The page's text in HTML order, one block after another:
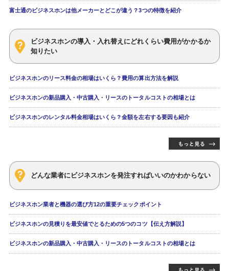
富士通のビジネスホンは他メーカーとどこが違う？3つの特徴を紹介
ビジネスホンの導入・入れ替えにどれくらい費用がかかるか
知りたい
ビジネスホンのリース料金の相場はいくら？費用の算出方法を解説
ビジネスホンの新品購入・中古購入・リースのトータルコストの相場とは
ビジネスホンのレンタル料金相場はいくら？金額を左右する要因も紹介
どんな業者にビジネスホンを発注すればいいのかわからない
ビジネスホン業者と機器の選び方12の重要チェックポイント
ビジネスホンの見積りを最安値でとるための5つのコツ【伝え方解説】
ビジネスホンの新品購入・中古購入・リースのトータルコストの相場とは